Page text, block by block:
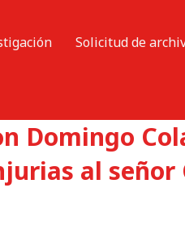
Solicitud de
Domingo
al señor